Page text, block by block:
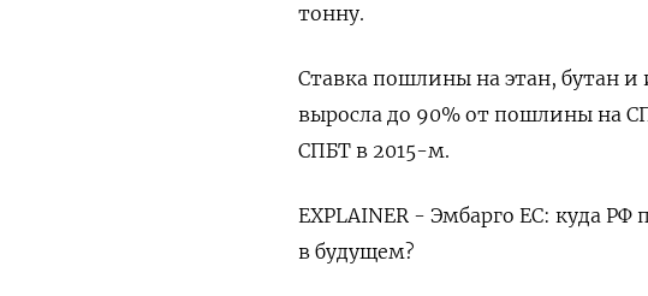
тонну.
Ставка пошлины на этан, бутан и
выросла до 90% от ​пошлины на
СПБТ в 2015-м.
EXPLAINER - Эмбарго ЕС: куда
в будущем?